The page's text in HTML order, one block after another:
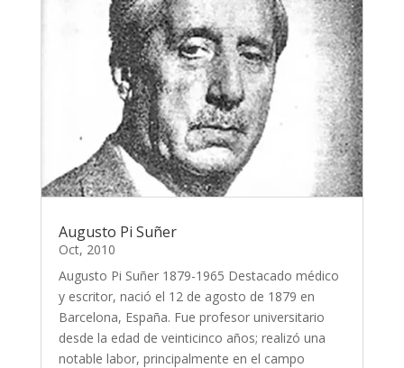
Augusto Pi Suñer
Oct, 2010
Augusto Pi Suñer 1879-1965 Destacado médico
y escritor, nació el 12 de agosto de 1879 en
Barcelona, España. Fue profesor universitario
desde la edad de veinticinco años; realizó una
notable labor, principalmente en el campo